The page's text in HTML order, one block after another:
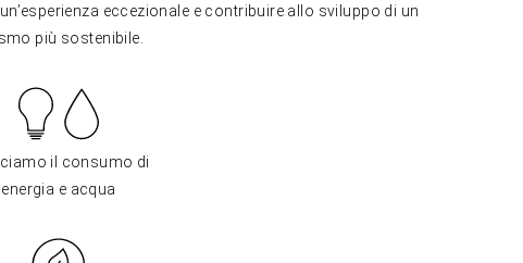
eccezionale e contribuire allo sviluppo di un
più sostenibile.
il consumo di
energia e acqua